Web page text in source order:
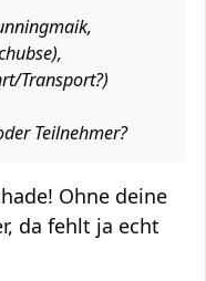
Transport?)
Teilnehmer?
Ohne deine
da fehlt ja echt